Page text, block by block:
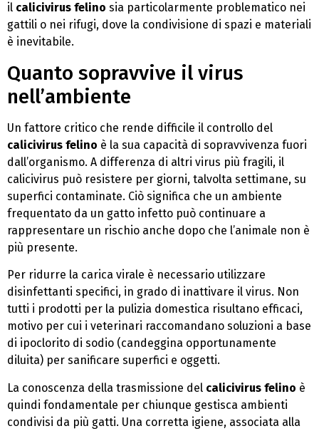
il calicivirus felino sia particolarmente problematico nei
gattili o nei rifugi, dove la condivisione di spazi e materiali
è inevitabile.
Quanto sopravvive il virus
nell’ambiente
Un fattore critico che rende difficile il controllo del
calicivirus felino è la sua capacità di sopravvivenza fuori
dall’organismo. A differenza di altri virus più fragili, il
calicivirus può resistere per giorni, talvolta settimane, su
superfici contaminate. Ciò significa che un ambiente
frequentato da un gatto infetto può continuare a
rappresentare un rischio anche dopo che l’animale non è
più presente.
Per ridurre la carica virale è necessario utilizzare
disinfettanti specifici, in grado di inattivare il virus. Non
tutti i prodotti per la pulizia domestica risultano efficaci,
motivo per cui i veterinari raccomandano soluzioni a base
di ipoclorito di sodio (candeggina opportunamente
diluita) per sanificare superfici e oggetti.
La conoscenza della trasmissione del calicivirus felino è
quindi fondamentale per chiunque gestisca ambienti
condivisi da più gatti. Una corretta igiene, associata alla